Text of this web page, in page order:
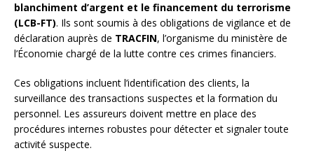
blanchiment d’argent et le financement du terrorisme
(LCB-FT). Ils sont soumis à des obligations de vigilance et de
déclaration auprès de TRACFIN, l’organisme du ministère de
l’Économie chargé de la lutte contre ces crimes financiers.
Ces obligations incluent l’identification des clients, la
surveillance des transactions suspectes et la formation du
personnel. Les assureurs doivent mettre en place des
procédures internes robustes pour détecter et signaler toute
activité suspecte.